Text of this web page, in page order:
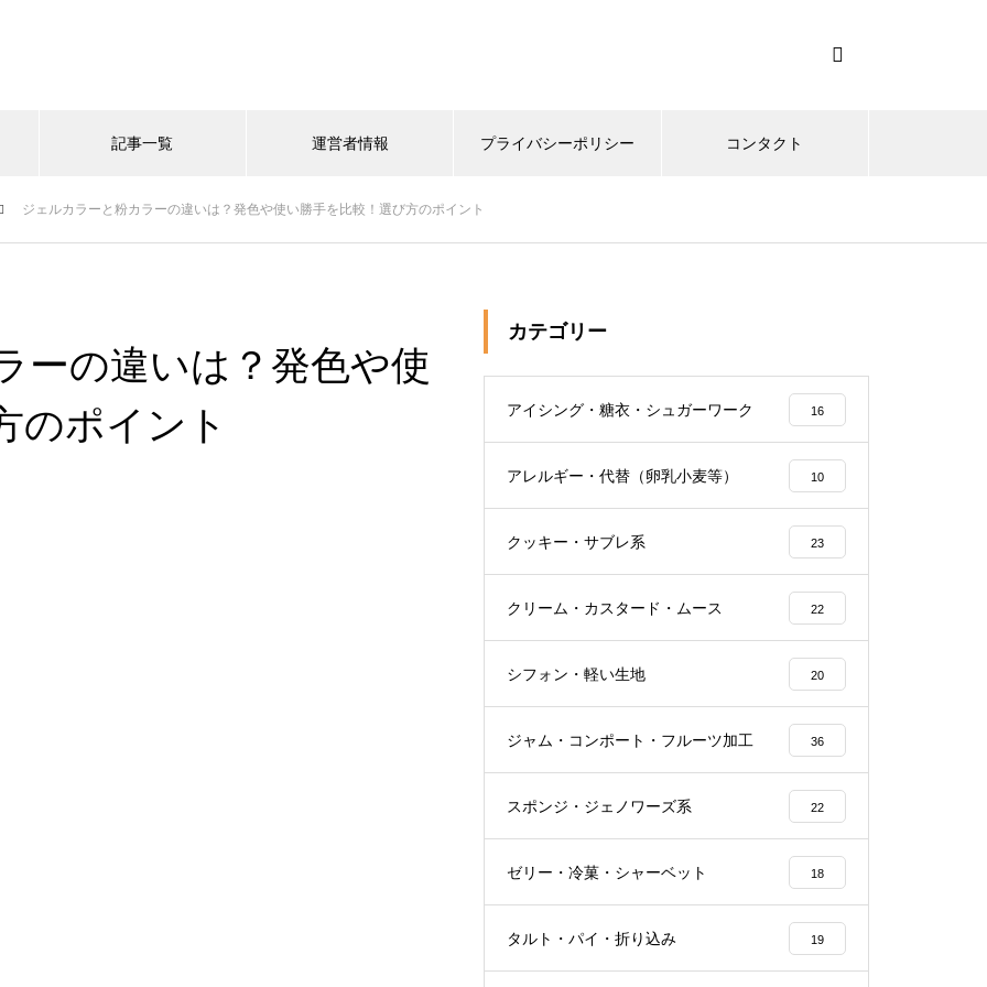
記事一覧 運営者情報 プライバシーポリシー コンタクト
ジェルカラーと粉カラーの違いは？発色や使い勝手を比較！選び方のポイント
ーの違いは？発色や使
のポイント
カテゴリー
アイシング・糖衣・シュガーワーク 16
アレルギー・代替（卵乳小麦等） 10
クッキー・サブレ系 23
クリーム・カスタード・ムース 22
シフォン・軽い生地 20
ジャム・コンポート・フルーツ加工 36
スポンジ・ジェノワーズ系 22
ゼリー・冷菓・シャーベット 18
タルト・パイ・折り込み 19